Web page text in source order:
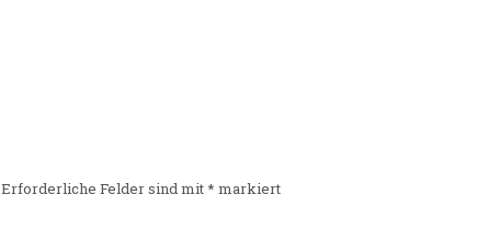
Erforderliche Felder sind mit* markiert